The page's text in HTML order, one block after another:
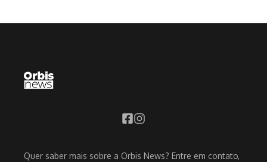
Quer saber mais sobre a Orbis News? Entre em contato,